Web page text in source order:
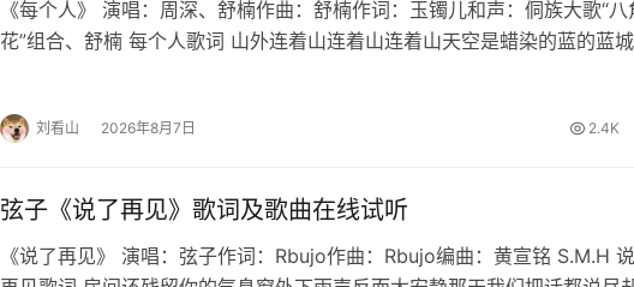
《每个人》 演唱：周深、舒楠作曲：舒楠作词：玉镯儿和声：侗族大歌“八
花”组合、舒楠 每个人歌词 山外连着山连着山连着山天空是蜡染的蓝的蓝
刘看山 2026年8月7日 2.4K
弦子《说了再见》歌词及歌曲在线试听
《说了再见》 演唱：弦子作词：Rbujo作曲：Rbujo编曲：黄宣铭 S.M.H